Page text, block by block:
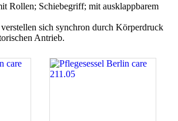
Rollen; Schiebegriff; mit ausklappbarem
sich synchron durch Körperdruck
Antrieb.